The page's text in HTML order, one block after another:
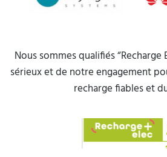
Nous sommes qualifiés “Recharge
sérieux et de notre engagement
recharge fiables et